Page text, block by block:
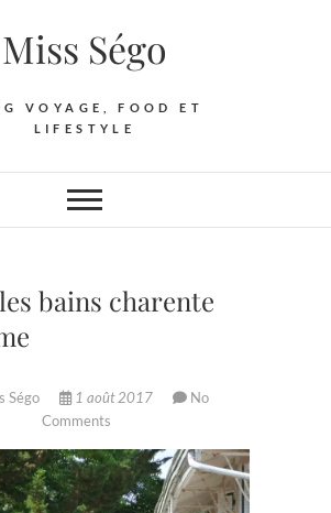
Miss Ségo
VOYAGE, FOOD ET
LIFESTYLE
bains charente
Ségo 1 août 2017
No
Comments